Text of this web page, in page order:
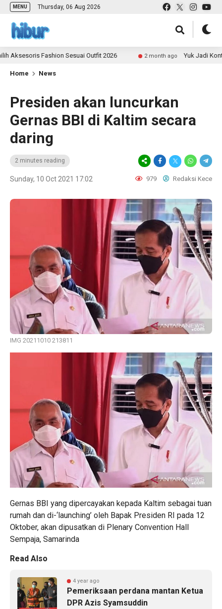
MENU Thursday, 06 Aug 2026
Fashion Sesuai Outfit 2026 2 month ago Yuk Jadi Kontributor
Home News
Presiden akan luncurkan
Gernas BBI di Kaltim secara
daring
2 minutes reading
Sunday, 10 Oct 2021 17:02 979 Redaksi Kece
IMG 20211010 213811
Gernas BBI yang dipercayakan kepada Kaltim sebagai tuan
rumah dan di-‘launching’ oleh Bapak Presiden RI pada 12
Oktober, akan dipusatkan di Plenary Convention Hall
Sempaja, Samarinda
Read Also
4 year ago
Pemeriksaan perdana mantan Ketua
DPR Azis Syamsuddin